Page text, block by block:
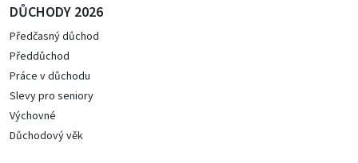
DŮCHODY 2026
Předčasný důchod
Předdůchod
Práce v důchodu
Slevy pro seniory
Výchovné
Důchodový věk